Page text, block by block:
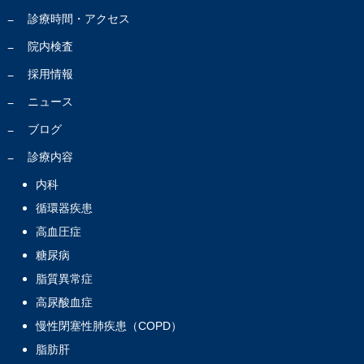
診療時間・アクセス
院内検査
採用情報
ニュース
ブログ
診療内容
内科
循環器疾患
高血圧症
糖尿病
脂質異常症
高尿酸血症
慢性閉塞性肺疾患（COPD）
脂肪肝